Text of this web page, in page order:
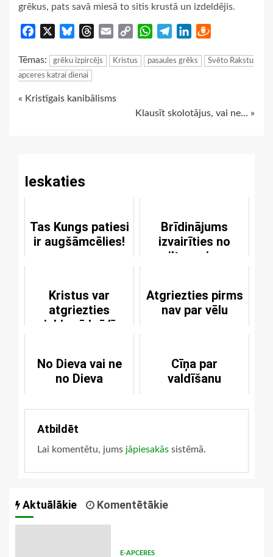
grēkus, pats savā miesā to sitis krustā un izdeldējis.
Facebook BlueskyThreads
Email
Copy
WhatsApp
TelegramLinkedIn
Tēmas: grēku izpircējs Kristus pasaules grēks
Svēto Rakstu
apceres katrai dienai
Continue
« Kristīgais kanibālisms
Klausīt skolotājus, vai ne… »
Ieskaties
Tas Kungs patiesi
ir augšāmcēlies!
Brīdinājums
izvairīties no
viltus miera
Kristus var
atgriezties
jebkurā brīdī
Atgriezties pirms
nav par vēlu
No Dieva vai ne
no Dieva
Cīņa par
valdīšanu
Atbildēt
Lai komentētu, jums jāpiesakās sistēmā.
Aktuālākie Komentētākie
E-APCERES